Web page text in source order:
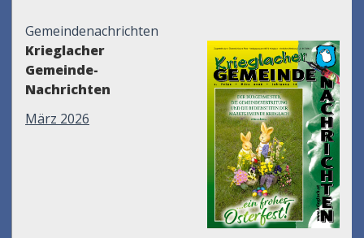
Gemeindenachrichten
Krieglacher
Gemeinde-
Nachrichten
März 2026